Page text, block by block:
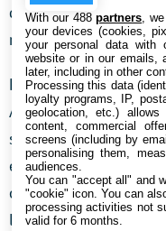
dans ce domaine,
respectivement à
Deux autres profils
Adobe RGB et Film
section Affichage de
est possible de
obtenir un affichage
les préférences de
With our 488partners ,
your devices (cookies,
your personal data with
website or in our emails,
later, including in other
Processing this data
loyalty programs, IP,
geolocation, etc.)
content, commercial
screens (including by
personalising them,
audiences.
You can "accept all" and
"cookie" icon. You can
processing activities not
valid for 6 months.